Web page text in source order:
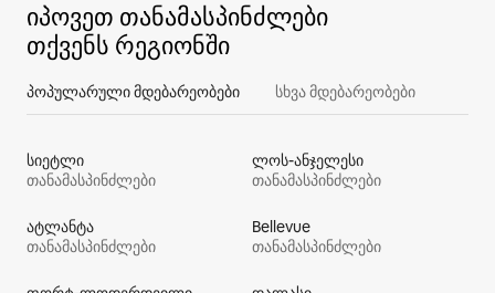
იპოვეთ თანამასპინძლები
თქვენს რეგიონში
პოპულარული მდებარეობები სხვა მდებარეობები
სიეტლი
თანამასპინძლები
ლოს-ანჯელესი
თანამასპინძლები
ატლანტა
თანამასპინძლები
Bellevue
თანამასპინძლები